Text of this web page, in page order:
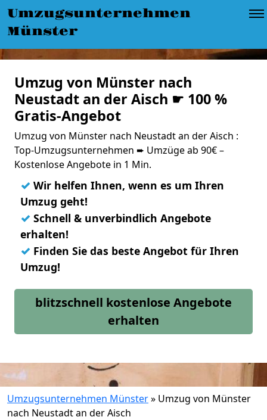
Umzugsunternehmen
Münster
Umzug von Münster nach
Neustadt an der Aisch ☛ 100 %
Gratis-Angebot
Umzug von Münster nach Neustadt an der Aisch :
Top-Umzugsunternehmen ➨ Umzüge ab 90€ –
Kostenlose Angebote in 1 Min.
✓ Wir helfen Ihnen, wenn es um Ihren
Umzug geht!
✓ Schnell & unverbindlich Angebote
erhalten!
✓ Finden Sie das beste Angebot für Ihren
Umzug!
blitzschnell kostenlose Angebote
erhalten
Umzugsunternehmen Münster» Umzug von Münster
nach Neustadt an der Aisch